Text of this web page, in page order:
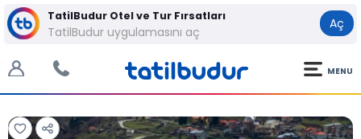
TatilBudur Otel ve Tur Fırsatları
TatilBudur uygulamasını aç
Aç
MENU
Tüm Fotoğraflar